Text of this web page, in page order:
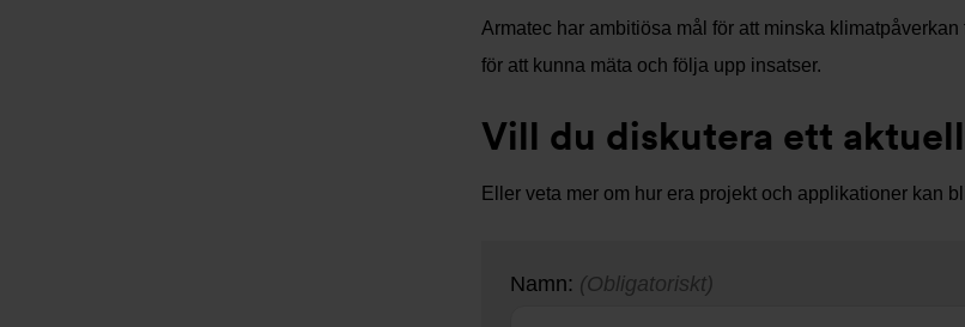
Armatec har ambitiösa mål för att minska
för att kunna mäta och följa upp insatser.
Vill du diskutera ett
Eller veta mer om hur era projekt och applikationer kan
Namn: (Obligatoriskt)